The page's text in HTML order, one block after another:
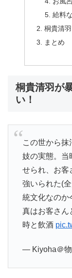
給料
桐貴清
まとめ
桐貴清羽が
い！
この世から
妓の実態。当
せられ、お客
強いられた(
統文化なのか
真はお客さん
時と飲酒
— Kiyoha＠物